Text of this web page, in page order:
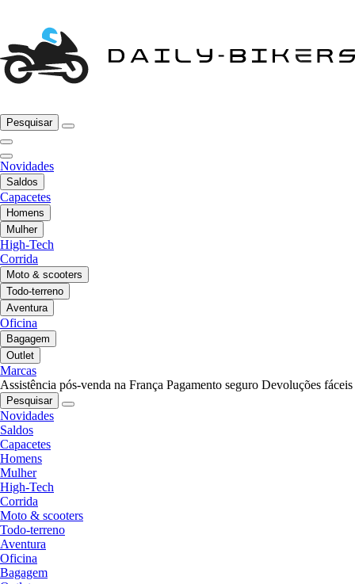
Pesquisar
Novidades
Saldos
Capacetes
Homens
Mulher
High-Tech
Corrida
Moto & scooters
Todo-terreno
Aventura
Oficina
Bagagem
Outlet
Marcas
Assistência pós-venda na França Pagamento seguro Devoluções fáceis
Pesquisar
Novidades
Saldos
Capacetes
Homens
Mulher
High-Tech
Corrida
Moto & scooters
Todo-terreno
Aventura
Oficina
Bagagem